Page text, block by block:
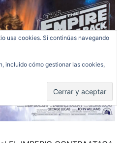
usa cookies. Si continúas navegando
incluido cómo gestionar las cookies,